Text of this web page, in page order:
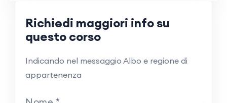
Richiedi maggiori info su
questo corso
Indicando nel messaggio Albo e regione di
appartenenza